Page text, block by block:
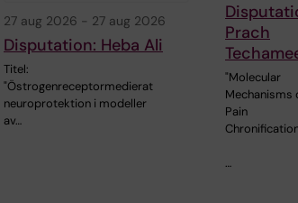
27 aug 2026 - 27 aug 2026
Disputation: Heba Ali
Titel:
"Östrogenreceptormedierat
neuroprotektion i modeller
av…
Prach
"Molecular
Mechanisms
Pain
…